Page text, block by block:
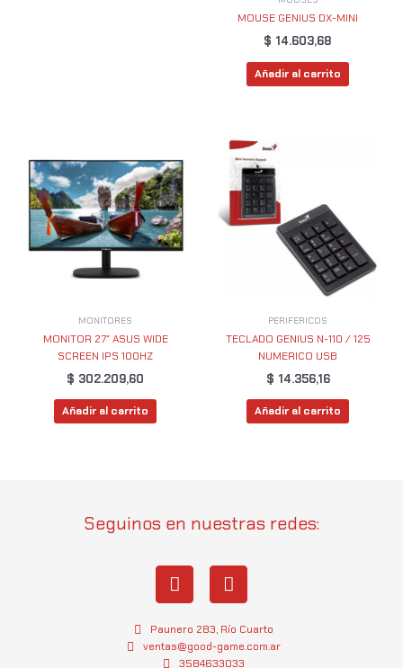
MOUSE GENIUS DX-MINI
$ 14.603,68
Añadir al carrito
MONITORES
MONITOR 27″ ASUS WIDE
SCREEN IPS 100HZ
$ 302.209,60
Añadir al carrito
PERIFERICOS
TECLADO GENIUS N-110 / 125
NUMERICO USB
$ 14.356,16
Añadir al carrito
Seguinos en nuestras redes:
I
n
t
a
W
h
t
s
Paunero 283, Río Cuarto
ventas@good-game.com.ar
3584633033